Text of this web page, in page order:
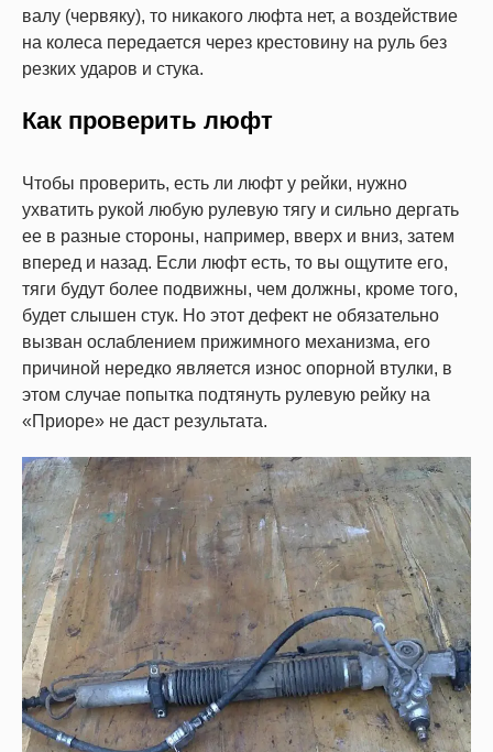
валу (червяку), то никакого люфта нет, а воздействие
на колеса передается через крестовину на руль без
резких ударов и стука.
Как проверить люфт
Чтобы проверить, есть ли люфт у рейки, нужно
ухватить рукой любую рулевую тягу и сильно дергать
ее в разные стороны, например, вверх и вниз, затем
вперед и назад. Если люфт есть, то вы ощутите его,
тяги будут более подвижны, чем должны, кроме того,
будет слышен стук. Но этот дефект не обязательно
вызван ослаблением прижимного механизма, его
причиной нередко является износ опорной втулки, в
этом случае попытка подтянуть рулевую рейку на
«Приоре» не даст результата.